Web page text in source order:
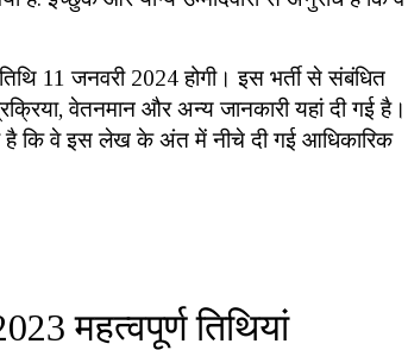
11 जनवरी 2024 होगी। इस भर्ती से संबंधित
वेतनमान और अन्य जानकारी यहां दी गई है।
है कि वे इस लेख के अंत में नीचे दी गई आधिकारिक
महत्वपूर्ण तिथियां